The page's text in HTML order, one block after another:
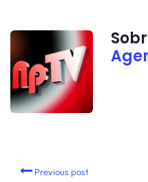
Previous post